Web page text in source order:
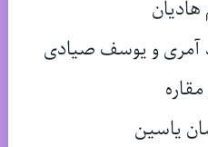
آمری و یوسف صیادی
یاسین